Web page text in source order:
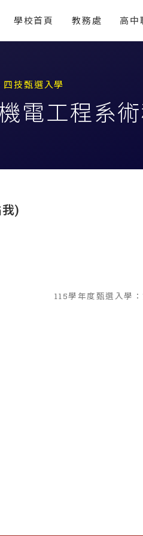
學校首頁 教務處 高中
四技甄選入學
電工程系
)
115學年度甄選入學